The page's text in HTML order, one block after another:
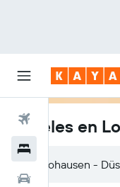
Vuelos
Hoteles en